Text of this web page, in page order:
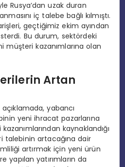
Rusya’dan uzak duran
iç talebe bağlı kılmıştı.
geçtiğimiz ekim ayından
Bu durum, sektördeki
müşteri kazanımlarına olan
Artan
açıklamada, yabancı
yeni ihracat pazarlarına
kaynaklandığı
talebinin artacağına dair
artırmak için yeni ürün
yapılan yatırımların da